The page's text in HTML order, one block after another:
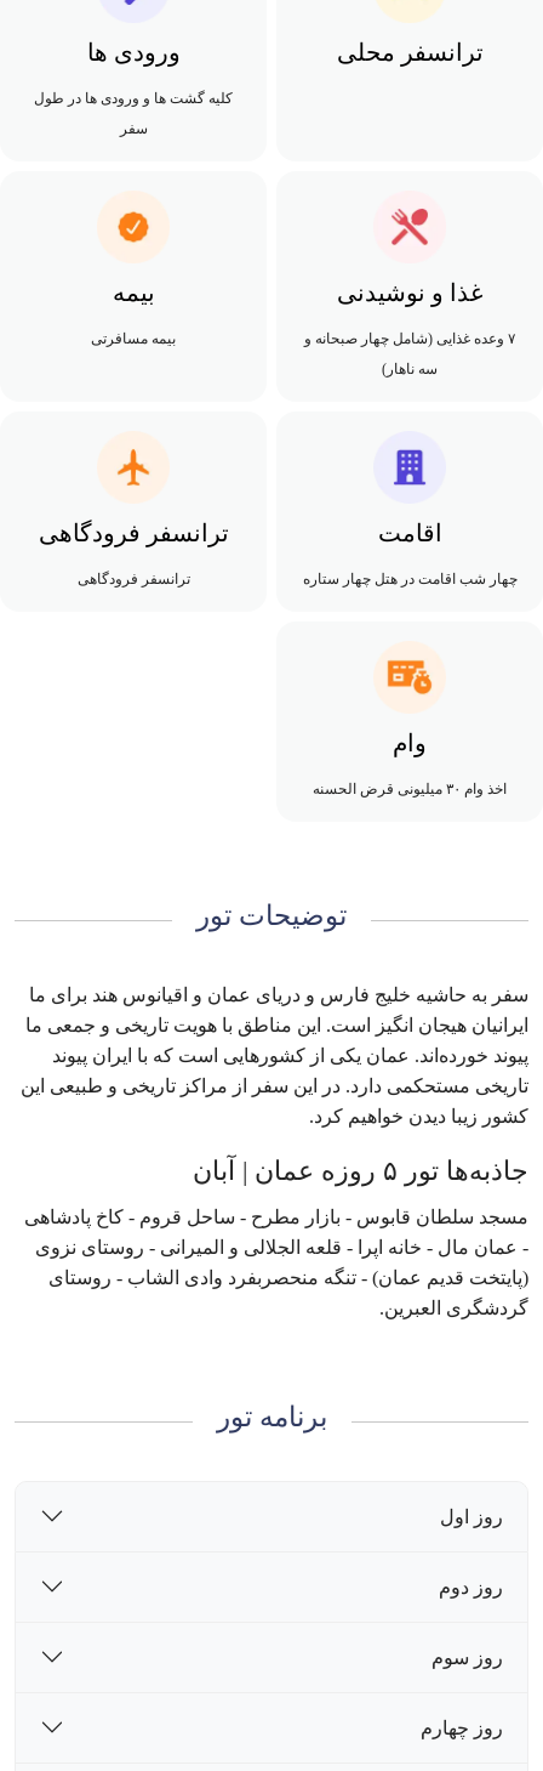
ترانسفر محلی ورودی ها
کلیه گشت ها و ورودی ها در طول
سفر
غذا و نوشیدنی
۷ وعده غذایی (شامل چهار صبحانه و
سه ناهار)
بیمه
بیمه مسافرتی
اقامت
چهار شب اقامت در هتل چهار ستاره
ترانسفر فرودگاهی
ترانسفر فرودگاهی
وام
اخذ وام ۳۰ میلیونی قرض الحسنه
توضیحات تور
سفر به حاشیه خلیج فارس و دریای عمان و اقیانوس هند برای ما
ایرانیان هیجان انگیز است. این مناطق با هویت تاریخی و جمعی ما
پیوند خورده‌اند. عمان یکی از کشورهایی است که با ایران پیوند
تاریخی مستحکمی دارد. در این سفر از مراکز تاریخی و طبیعی این
کشور زیبا دیدن خواهیم کرد.
جاذبه‌ها تور ۵ روزه عمان | آبان
مسجد سلطان قابوس - بازار مطرح - ساحل قروم - کاخ پادشاهی
- عمان مال - خانه اپرا - قلعه الجلالی و المیرانی - روستای نزوی
(پایتخت قدیم‌ عمان) - تنگه منحصربفرد وادی الشاب - روستای
گردشگری العبرین.
برنامه تور
روز اول
روز دوم
روز سوم
روز چهارم